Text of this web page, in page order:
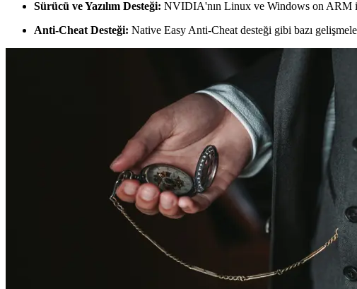
Sürücü ve Yazılım Desteği: NVIDIA'nın Linux ve Windows on ARM
Anti-Cheat Desteği: Native Easy Anti-Cheat desteği gibi bazı